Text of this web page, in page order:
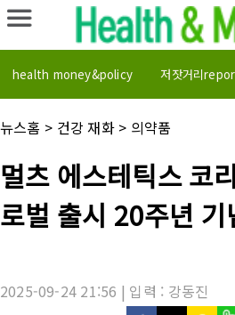
health money&policy 저잣거리
채
널
뉴스홈 > 건강 재화> 의약품
기
사
목
:
멀츠 에스테틱스 코
로벌 출시 20주년 기
2025-09-24 21:56 | 입력 : 강동진